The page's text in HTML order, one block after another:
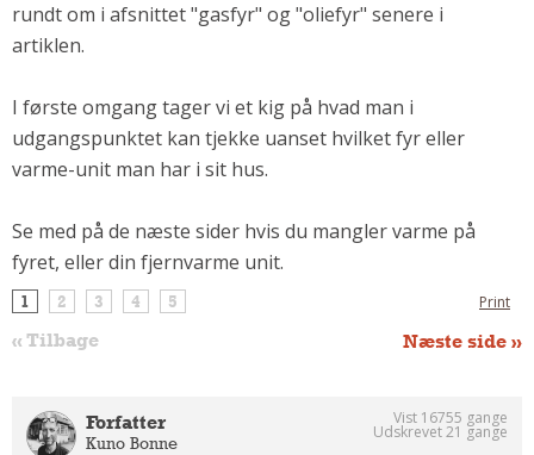
rundt om i afsnittet "gasfyr" og "oliefyr" senere i
artiklen.
I første omgang tager vi et kig på hvad man i
udgangspunktet kan tjekke uanset hvilket fyr eller
varme-unit man har i sit hus.
Se med på de næste sider hvis du mangler varme på
fyret, eller din fjernvarme unit.
1 2 3 4 5
« Tilbage Næste side »
Print
Forfatter
Kuno Bonne
Vist 16755 gange
Udskrevet 21 gange